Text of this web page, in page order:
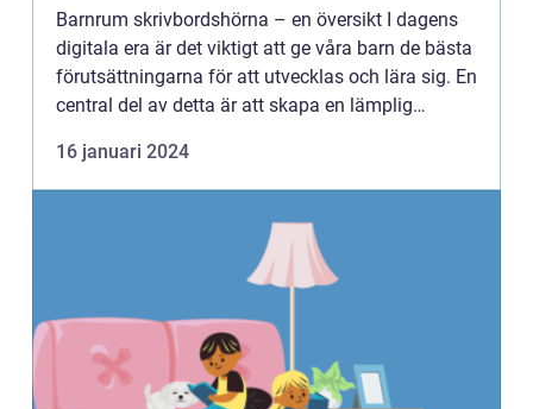
Barnrum skrivbordshörna – en översikt I dagens
digitala era är det viktigt att ge våra barn de bästa
förutsättningarna för att utvecklas och lära sig. En
central del av detta är att skapa en lämplig
16 januari 2024